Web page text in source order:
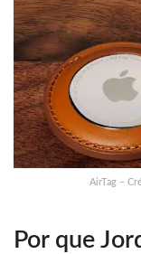
AirTag –
Por que